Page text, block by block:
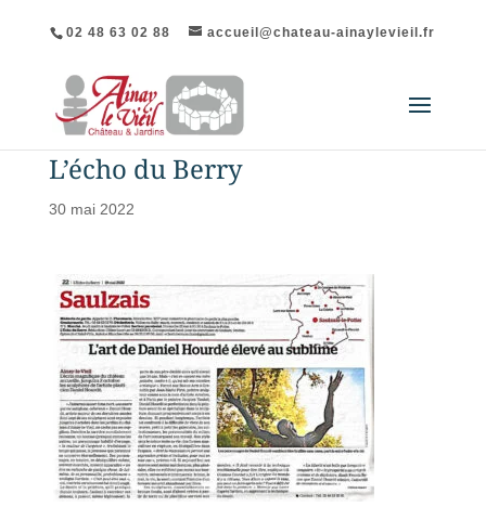
02 48 63 02 88 accueil@chateau-ainaylevieil.fr
L’écho du Berry
30 mai 2022